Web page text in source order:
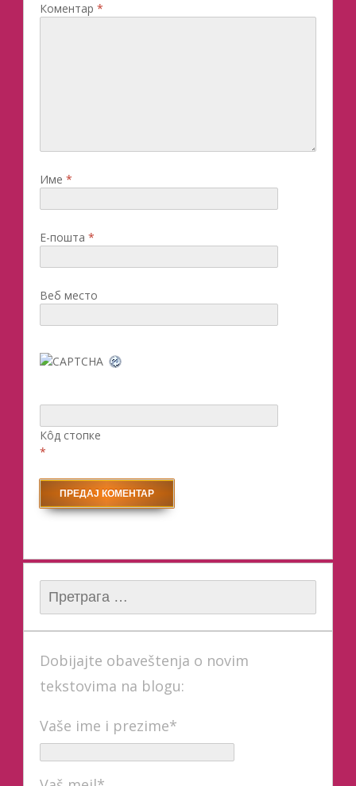
Коментар *
Име *
Е-пошта *
Веб место
Кôд стопке
*
Претрага за:
Dobijajte obaveštenja o novim
tekstovima na blogu:
Vaše ime i prezime*